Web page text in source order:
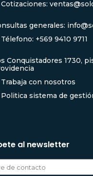
Cotizaciones:
generales:
Télefono: +569 9410 9711
Conquistadores 1730,
Trabaja con nosotros
Politica sistema de
al newsletter